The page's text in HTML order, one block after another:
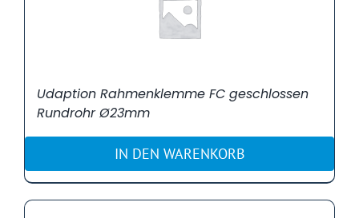
Udaption Rahmenklemme FC geschlossen
Rundrohr Ø23mm
IN DEN WARENKORB